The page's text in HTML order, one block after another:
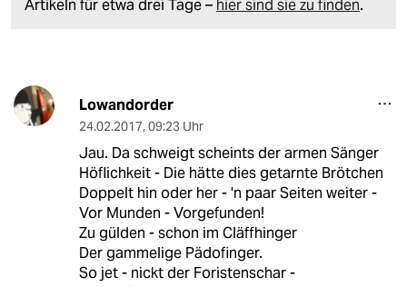
Artikeln für etwa drei Tage – hier sind sie zu finden.
Lowandorder
24.02.2017, 09:23 Uhr
Jau. Da schweigt scheints der armen Sänger
Höflichkeit - Die hätte dies getarnte Brötchen
Doppelt hin oder her - 'n paar Seiten weiter -
Vor Munden - Vorgefunden!
Zu gülden - schon im Cläffhinger
Der gammelige Pädofinger.
So jet - nickt der Foristenschar -